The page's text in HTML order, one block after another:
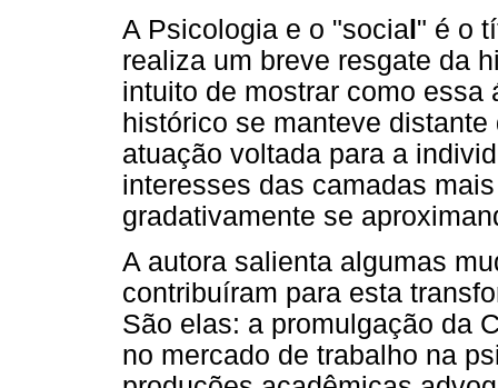
A Psicologia e o "socia " é o
realiza um breve resgate da
intuito de mostrar como essa
histórico se manteve
atuação voltada para a
interesses das camadas
gradativamente se
A autora salienta algumas
contribuíram para esta
São elas: a promulgação da
no mercado de trabalho na